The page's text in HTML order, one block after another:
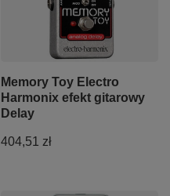
Memory Toy Electro
Harmonix efekt gitarowy
Delay
404,51 zł